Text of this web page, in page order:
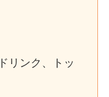
リンク、トッ